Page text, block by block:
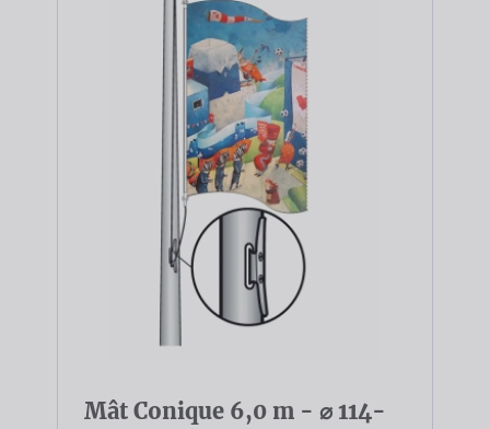
Mât Conique 6,0 m - ⌀ 114-